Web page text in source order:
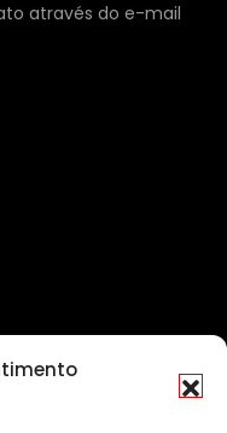
através do e-mail